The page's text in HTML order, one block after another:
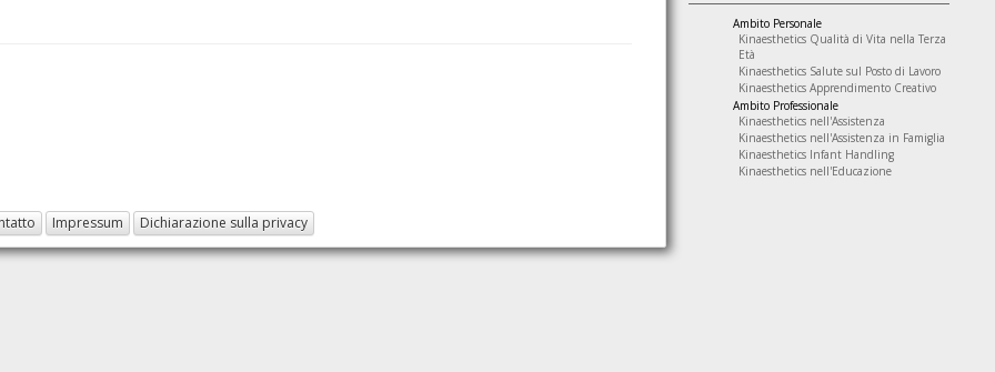
Impressum Dichiarazione sulla privacy
Ambito Personale
Kinaesthetics Qualità di Vita nella Terza
Età
Kinaesthetics Salute sul Posto di Lavoro
Kinaesthetics Apprendimento Creativo
Ambito Professionale
Kinaesthetics nell'Assistenza
Kinaesthetics nell'Assistenza in Famiglia
Kinaesthetics Infant Handling
Kinaesthetics nell'Educazione